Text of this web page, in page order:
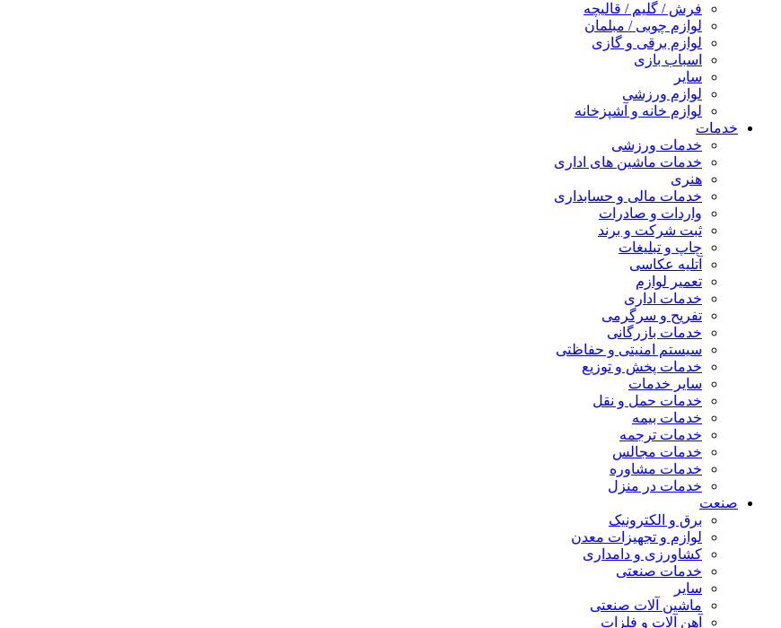
فرش / گلیم / قالیچه
لوازم چوبی / مبلمان
لوازم برقی و گازی
اسباب بازی
سایر
لوازم ورزشی
لوازم خانه و آشپزخانه
خدمات
خدمات ورزشی
خدمات ماشین های اداری
هنری
خدمات مالی و حسابداری
واردات و صادرات
ثبت شرکت و برند
چاپ و تبلیغات
آتلیه عکاسی
تعمیر لوازم
خدمات اداری
تفریح و سرگرمی
خدمات بازرگانی
سیستم امنیتی و حفاظتی
خدمات پخش و توزیع
سایر خدمات
خدمات حمل و نقل
خدمات بیمه
خدمات ترجمه
خدمات مجالس
خدمات مشاوره
خدمات در منزل
صنعت
برق و الکترونیک
لوازم و تجهیزات معدن
کشاورزی و دامداری
خدمات صنعتی
سایر
ماشین آلات صنعتی
آهن آلات و فلزات